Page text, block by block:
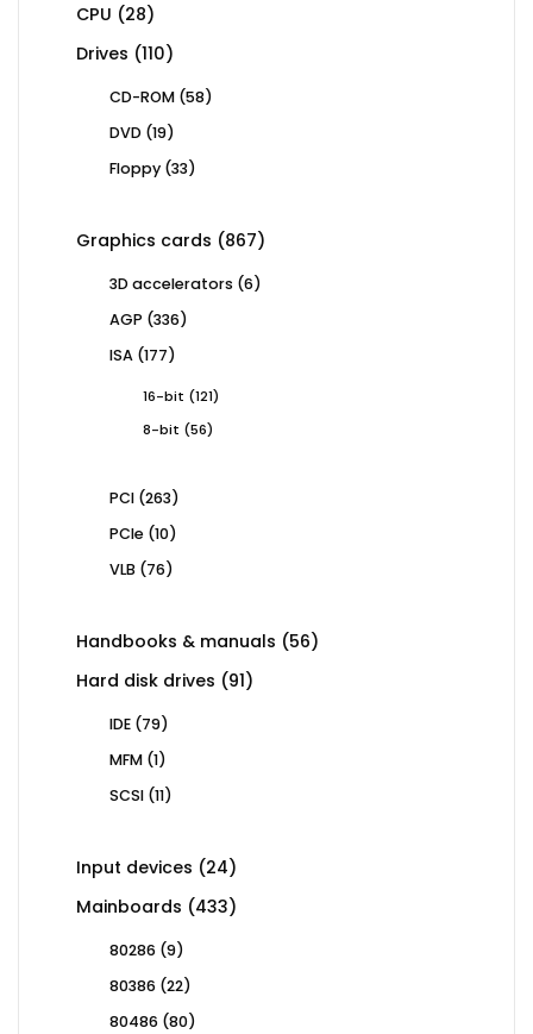
CPU 2828
products
Drives 110110
CD-ROM 5858
DVD 1919
Floppy 3333
Graphics cards 867867
3D accelerators 66
AGP 336336
ISA 177177
16-bit 121121
8-bit
5656
PCI 263263
PCIe 1010
VLB 7676
Handbooks & manuals 5656
Hard disk drives 9191
IDE 7979
MFM 11
SCSI 1111
Input devices 2424
products
Mainboards 433433
80286 99
80386 2222
80486 8080